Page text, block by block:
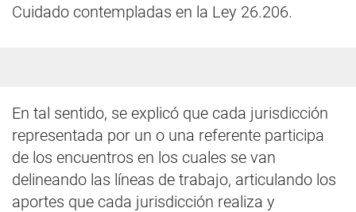
Cuidado contempladas en la Ley 26.206.
En tal sentido, se explicó que cada jurisdicción
representada por un o una referente participa
de los encuentros en los cuales se van
delineando las líneas de trabajo, articulando los
aportes que cada jurisdicción realiza y